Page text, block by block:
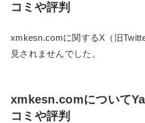
コミや評判
xmkesn.comに関するX（旧
見されませんでした。
xmkesn.comについて
コミや評判